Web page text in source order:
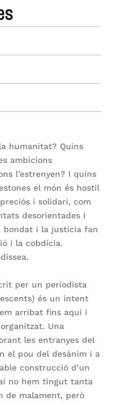
humanitat? Quins
ambicions
l’estrenyen? I quins
el món és hostil
i solidari, com
desorientades i
bondat i la justícia fan
i la cobdícia.
per un periodista
és un intent
arribat fins aquí i
Una
les entranyes del
el pou del desànim i a
construcció d’un
no hem tingut tanta
de malament, però